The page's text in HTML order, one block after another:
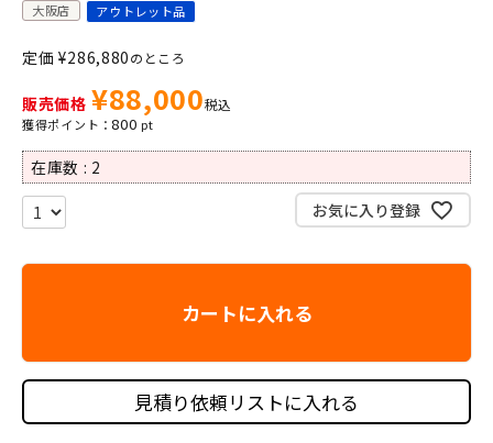
大阪店 アウトレット品
定価 ¥286,880のところ
販売価格 ¥88,000税込
800
在庫数
2
お気に入り登録
カートに入れる
見積り依頼リストに入れる